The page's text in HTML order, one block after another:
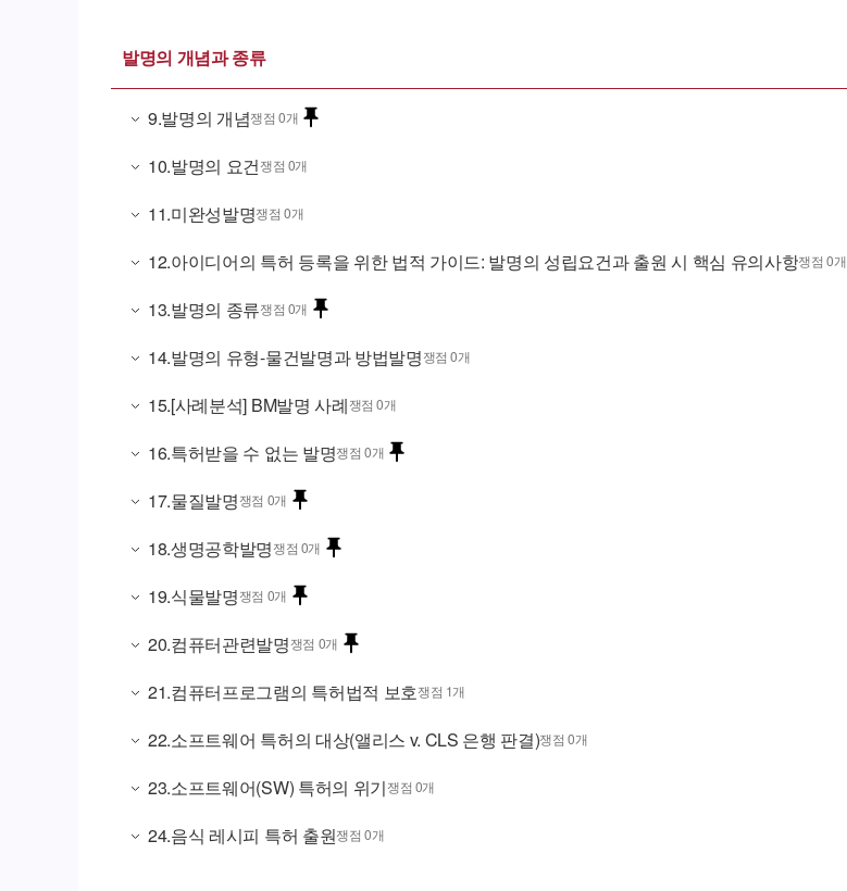
발명의 개념과 종류
9.발명의 개념쟁점 0개
10.발명의 요건쟁점 0개
11.미완성발명쟁점 0개
12.아이디어의 특허 등록을 위한 법적 가이드: 발명의 성립요건과 출원 시 핵심 유의사항쟁점 0개
13.발명의 종류쟁점 0개
14.발명의 유형-물건발명과 방법발명쟁점 0개
15.[사례분석] BM발명 사례쟁점 0개
16.특허받을 수 없는 발명쟁점 0개
17.물질발명쟁점 0개
18.생명공학발명쟁점 0개
19.식물발명쟁점 0개
20.컴퓨터관련발명쟁점 0개
21.컴퓨터프로그램의 특허법적 보호쟁점 1개
22.소프트웨어 특허의 대상(앨리스 v. CLS 은행 판결)쟁점 0개
23.소프트웨어(SW) 특허의 위기쟁점 0개
24.음식 레시피 특허 출원쟁점 0개